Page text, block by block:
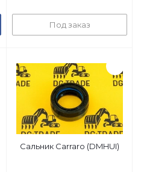
Под заказ
Сальник Carraro (DMHUI)